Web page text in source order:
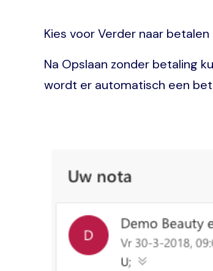
Kies voor Verder naar
Na Opslaan zonder betaling
wordt er automatisch een